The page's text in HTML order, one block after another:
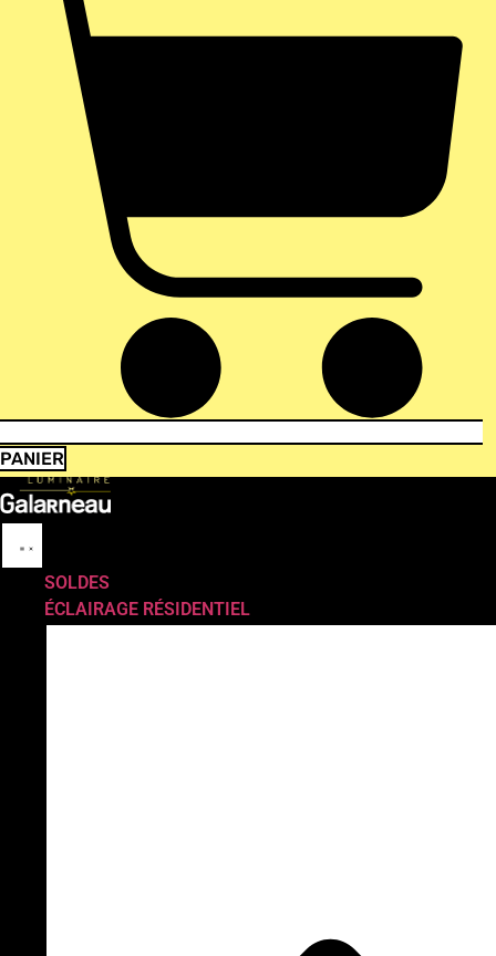
PANIER
SOLDES
ÉCLAIRAGE RÉSIDENTIEL